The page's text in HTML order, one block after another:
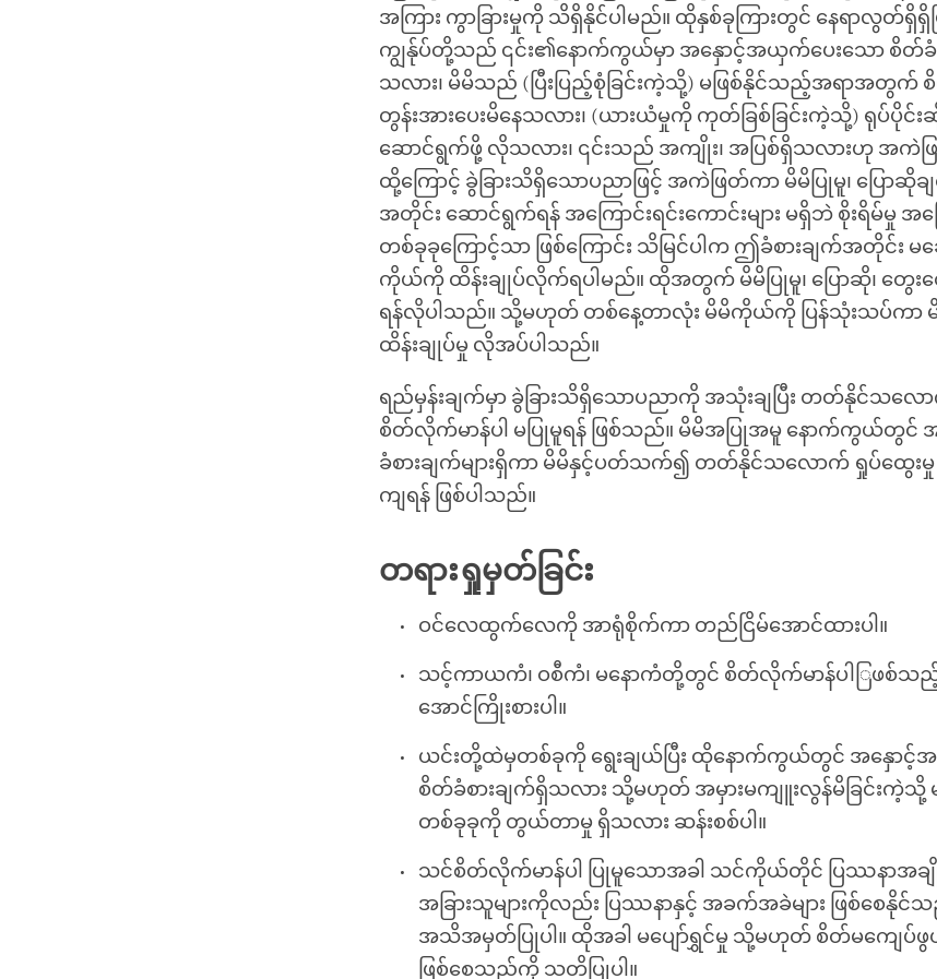
အကြား ကွာခြားမှုကို သိရှိနိုင်ပါမည်။ ထိုနှစ်ခုကြားတွင် နေရာလွတ်ရှိ
ကျွန်ုပ်တို့သည် ၎င်း၏နောက်ကွယ်မှာ အနှောင့်အယှက်ပေးသော စိတ်ခံစ
သလား၊ မိမိသည် (ပြီးပြည့်စုံခြင်းကဲ့သို့) မဖြစ်နိုင်သည့်အရာအတွက်
တွန်းအားပေးမိနေသလား၊ (ယားယံမှုကို ကုတ်ခြစ်ခြင်းကဲ့သို့) ရုပ်ပိုင်
ဆောင်ရွက်ဖို့ လိုသလား၊ ၎င်းသည် အကျိုး၊ အပြစ်ရှိသလားဟု အကဲဖ
ထို့ကြောင့် ခွဲခြားသိရှိသောပညာဖြင့် အကဲဖြတ်ကာ မိမိပြုမူ၊ ပြောဆိုခ
အတိုင်း ဆောင်ရွက်ရန် အကြောင်းရင်းကောင်းများ မရှိဘဲ စိုးရိမ်မှု အက
တစ်ခုခုကြောင့်သာ ဖြစ်ကြောင်း သိမြင်ပါက ဤခံစားချက်အတိုင်း မ
ကိုယ်ကို ထိန်းချုပ်လိုက်ရပါမည်။ ထိုအတွက် မိမိပြုမူ၊ ပြောဆို၊ တွေ
ရန်လိုပါသည်။ သို့မဟုတ် တစ်နေ့တာလုံး မိမိကိုယ်ကို ပြန်သုံးသပ်က
ထိန်းချုပ်မှု လိုအပ်ပါသည်။
ရည်မှန်းချက်မှာ ခွဲခြားသိရှိသောပညာကို အသုံးချပြီး တတ်နိုင်သလေ
စိတ်လိုက်မာန်ပါ မပြုမူရန် ဖြစ်သည်။ မိမိအပြုအမူ နောက်ကွယ်တွင်
ခံစားချက်များရှိကာ မိမိနှင့်ပတ်သက်၍ တတ်နိုင်သလောက် ရှုပ်ထွေ
ကျရန် ဖြစ်ပါသည်။
တရားရှုမှတ်ခြင်း
ဝင်လေထွက်လေကို အာရုံစိုက်ကာ တည်ငြိမ်အောင်ထားပါ။
သင့်ကာယကံ၊ ဝစီကံ၊ မနောကံတို့တွင် စိတ်လိုက်မာန်ပါြဖစ်သည့်
အောင်ကြိုးစားပါ။
ယင်းတို့ထဲမှတစ်ခုကို ရွေးချယ်ပြီး ထိုနောက်ကွယ်တွင် အနှောင့်
စိတ်ခံစားချက်ရှိသလား သို့မဟုတ် အမှားမကျူးလွန်မိခြင်းကဲ့သို့
တစ်ခုခုကို တွယ်တာမှု ရှိသလား ဆန်းစစ်ပါ။
သင်စိတ်လိုက်မာန်ပါ ပြုမူသောအခါ သင်ကိုယ်တိုင် ပြဿနာအခ
အခြားသူများကိုလည်း ပြဿနာနှင့် အခက်အခဲများ ဖြစ်စေနိုင်
အသိအမှတ်ပြုပါ။ ထိုအခါ မပျော်ရွှင်မှု သို့မဟုတ် စိတ်မကျေပ်ဖွ
ဖြစ်စေသည်ကို သတိပြုပါ။